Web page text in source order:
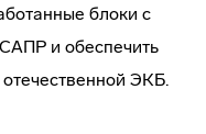
блоки с
и обеспечить
ЭКБ.